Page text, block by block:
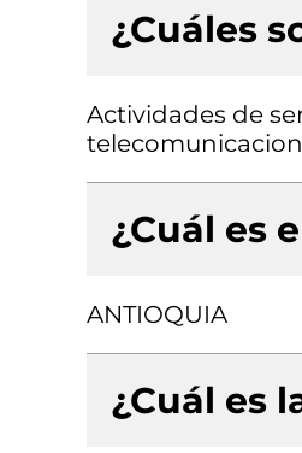
¿Cuáles
Actividades de
¿Cuál es
ANTIOQUIA
¿Cuál es